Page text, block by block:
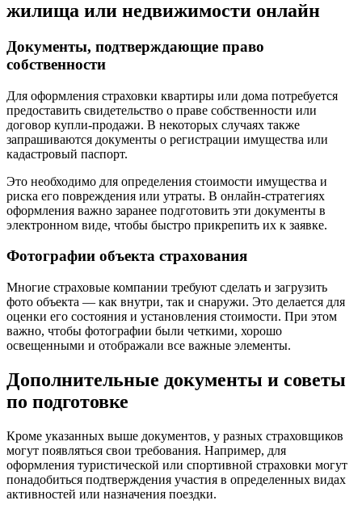
жилища или недвижимости онлайн
Документы, подтверждающие право
собственности
Для оформления страховки квартиры или дома потребуется
предоставить свидетельство о праве собственности или
договор купли-продажи. В некоторых случаях также
запрашиваются документы о регистрации имущества или
кадастровый паспорт.
Это необходимо для определения стоимости имущества и
риска его повреждения или утраты. В онлайн-стратегиях
оформления важно заранее подготовить эти документы в
электронном виде, чтобы быстро прикрепить их к заявке.
Фотографии объекта страхования
Многие страховые компании требуют сделать и загрузить
фото объекта — как внутри, так и снаружи. Это делается для
оценки его состояния и установления стоимости. При этом
важно, чтобы фотографии были четкими, хорошо
освещенными и отображали все важные элементы.
Дополнительные документы и советы
по подготовке
Кроме указанных выше документов, у разных страховщиков
могут появляться свои требования. Например, для
оформления туристической или спортивной страховки могут
понадобиться подтверждения участия в определенных видах
активностей или назначения поездки.